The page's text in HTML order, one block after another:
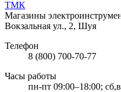
ТМК
Магазины
Вокзальная ул., 2, Шуя
Телефон
8 (800) 700-70-77
Часы работы
пн-пт 09:00–18:00;